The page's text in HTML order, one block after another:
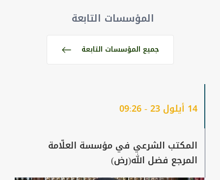
المؤسسات التابعة
جميع المؤسسات التابعة
14 أيلول 23 - 09:26
المكتب الشرعي في مؤسسة العلّامة
المرجع فضل الله(رض)